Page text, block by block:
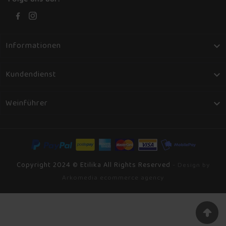
Informationen 
Kundendienst 
Weinführer 
Copyright 2024 © Etilika All Rights Reserved